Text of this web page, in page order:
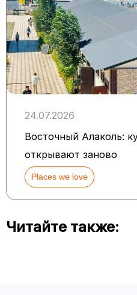
24.07.2026
Восточный Алаколь:
открывают заново
Places we love
Читайте также: